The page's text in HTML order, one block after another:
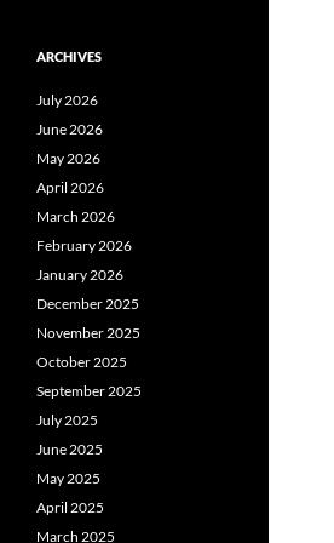
ARCHIVES
July 2026
June 2026
May 2026
April 2026
March 2026
February 2026
January 2026
December 2025
November 2025
October 2025
September 2025
July 2025
June 2025
May 2025
April 2025
March 2025